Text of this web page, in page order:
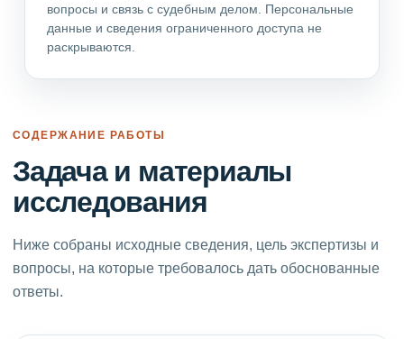
вопросы и связь с судебным делом. Персональные
данные и сведения ограниченного доступа не
раскрываются.
СОДЕРЖАНИЕ РАБОТЫ
Задача и материалы
исследования
Ниже собраны исходные сведения, цель экспертизы и
вопросы, на которые требовалось дать обоснованные
ответы.